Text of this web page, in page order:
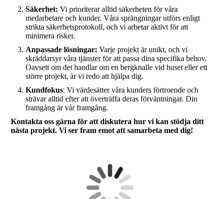
Säkerhet: Vi prioriterar alltid säkerheten för våra
medarbetare och kunder. Våra sprängningar utförs enligt
strikta säkerhetsprotokoll, och vi arbetar aktivt för att
minimera risker.
Anpassade lösningar: Varje projekt är unikt, och vi
skräddarsyr våra tjänster för att passa dina specifika behov.
Oavsett om det handlar om en bergknalle vid huset eller ett
större projekt, är vi redo att hjälpa dig.
Kundfokus: Vi värdesätter våra kunders förtroende och
strävar alltid efter att överträffa deras förväntningar. Din
framgång är vår framgång.
Kontakta oss gärna för att diskutera hur vi kan stödja ditt
nästa projekt. Vi ser fram emot att samarbeta med dig!